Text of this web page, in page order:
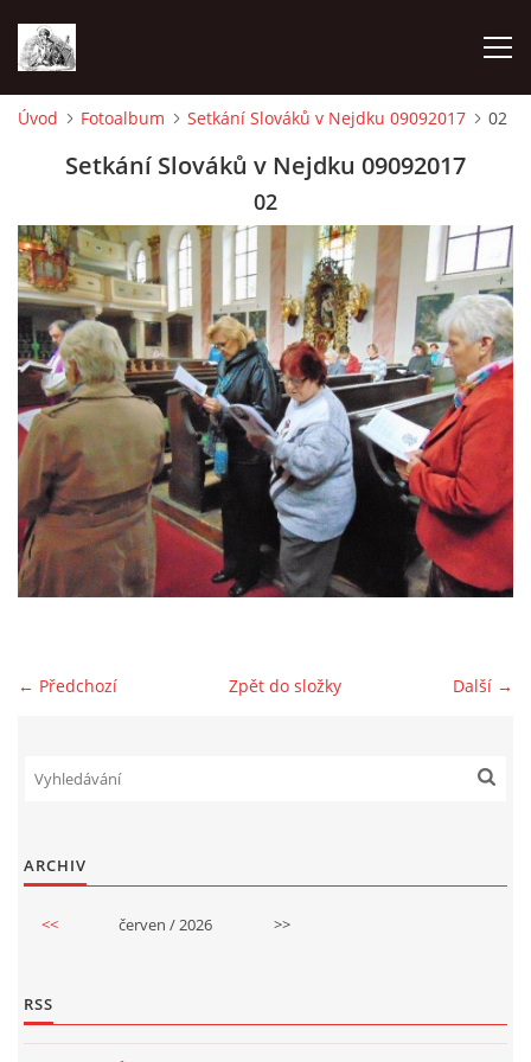
PRAVIDELNÉ AKCE
KONTAKT
KOSTELY CHODOVSKÉ FARNOSTI
FOTOALBUM
GDPR
Úvod Fotoalbum Setkání Slováků v Nejdku 09092017 02
Setkání Slováků v Nejdku 09092017
02
← Předchozí Další →
Zpět do složky
ARCHIV
<< červen / 2026 >>
RSS